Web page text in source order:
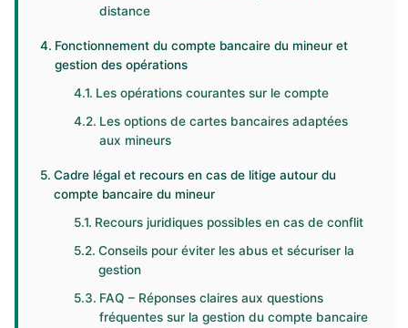
distance
Fonctionnement du compte bancaire du mineur et
gestion des opérations
Les opérations courantes sur le compte
Les options de cartes bancaires adaptées
aux mineurs
Cadre légal et recours en cas de litige autour du
compte bancaire du mineur
Recours juridiques possibles en cas de conflit
Conseils pour éviter les abus et sécuriser la
gestion
FAQ – Réponses claires aux questions
fréquentes sur la gestion du compte bancaire